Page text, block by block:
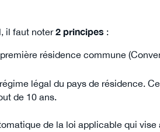
il faut noter2 principes :
résidence commune
légal du pays de résidence.
de 10 ans.
de la loi applicable qui vise